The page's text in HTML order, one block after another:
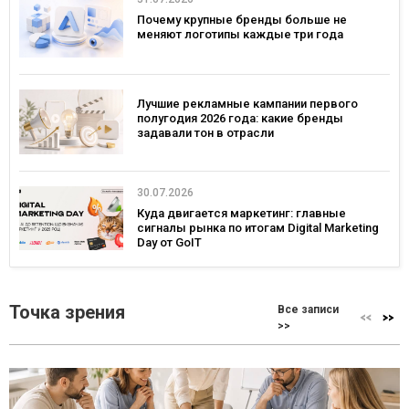
Почему крупные бренды больше не
меняют логотипы каждые три года
Лучшие рекламные кампании первого
полугодия 2026 года: какие бренды
задавали тон в отрасли
30.07.2026
Куда двигается маркетинг: главные
сигналы рынка по итогам Digital Marketing
Day от GoIT
Точка зрения
Все записи
>>